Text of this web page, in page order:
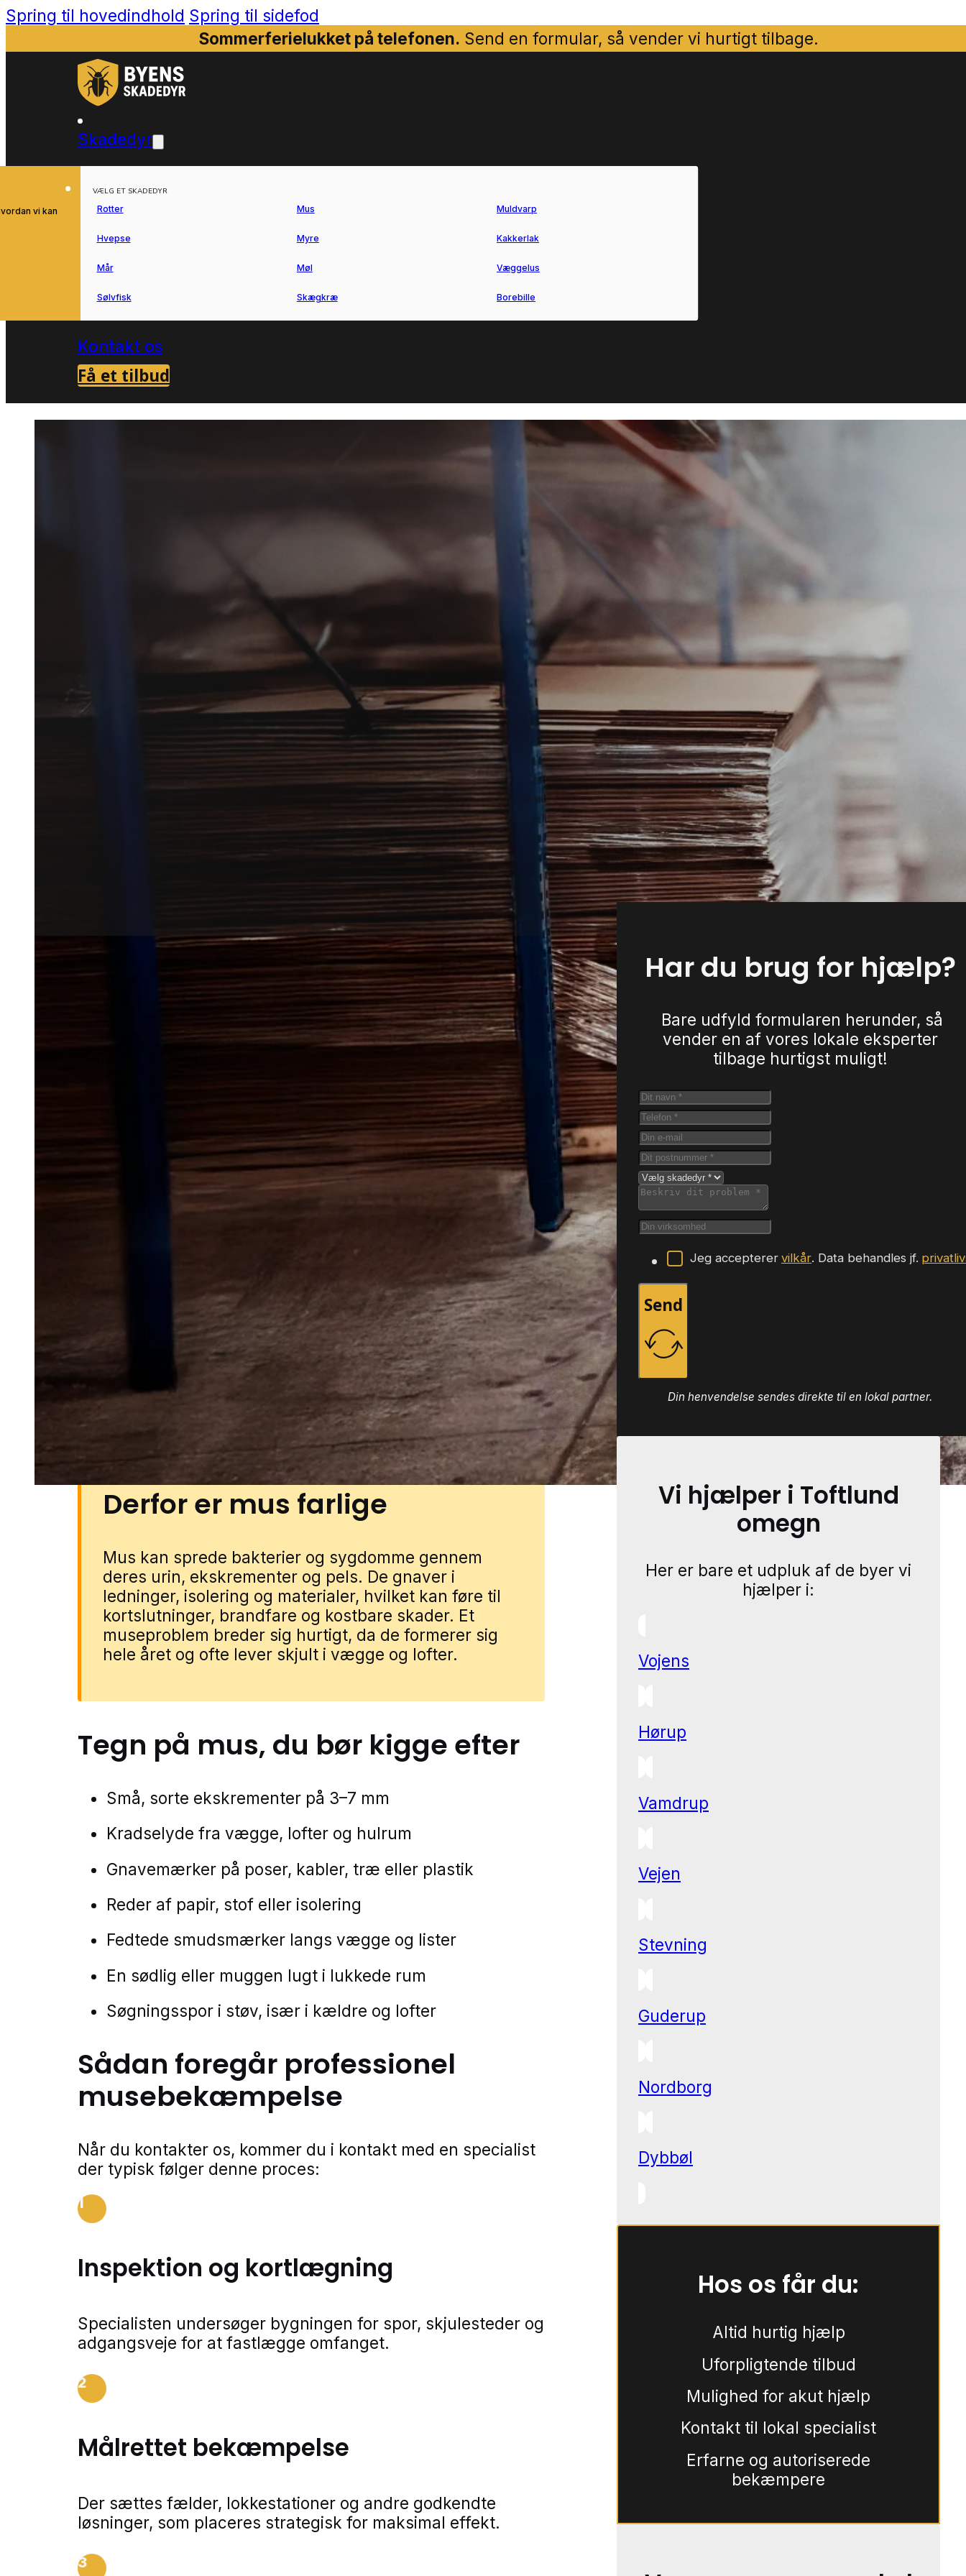
Spring til hovedindhold Spring til sidefod
Sommerferielukket på telefonen. Send en formular, så vender vi hurtigt tilbage.
Skadedyr
vi kan
VÆLG ET SKADEDYR
Rotter Mus Muldvarp
Hvepse Myre Kakkerlak
Mår Møl Væggelus
Sølvfisk Skægkræ Borebille
Kontakt os
Få et tilbud
Musebekæmpelse i
Toftlund
Musebekæmpelse i Toftlund gør det nemmere at få styr på problemer i
og omkring boligen.
Vi forbinder dig med lokale partnere, så du hurtigt kan komme videre
med den rette hjælp.
Lokal bekæmpelse af
Mus kan hurtigt blive et besværligt problem, når de finder ro
omkring boliger, småbygninger og steder med let adgang til
ly og føde. De er især uønskede, fordi de kan komme ind i
konstruktioner, forurene opbevarede ting og skabe uro i
hverdagen, hvis de får lov at blive. Derfor vælger mange at
I en by med blandede boligområder, stille villaveje og haver
med beplantning kan mus lettere bevæge sig mellem huse,
carporte, skure og grønne kanter. Det gælder også omkring
mindre erhvervsområder og affaldsarealer, hvor der kan
være gode skjulesteder tæt på bygninger. Du kan få
musehjælp i Toftlund gennem vores lokale partnere. Udfyld
blot formularen, så forbinder vi dig med en specialist fra
nærområdet.
Derfor er mus farlige
Mus kan sprede bakterier og sygdomme gennem
deres urin, ekskrementer og pels. De gnaver i
ledninger, isolering og materialer, hvilket kan føre til
kortslutninger, brandfare og kostbare skader. Et
museproblem breder sig hurtigt, da de formerer sig
hele året og ofte lever skjult i vægge og lofter.
Tegn på mus, du bør kigge efter
Små, sorte ekskrementer på 3–7 mm
Kradselyde fra vægge, lofter og hulrum
Gnavemærker på poser, kabler, træ eller plastik
Reder af papir, stof eller isolering
Fedtede smudsmærker langs vægge og lister
En sødlig eller muggen lugt i lukkede rum
Søgningsspor i støv, især i kældre og lofter
Sådan foregår professionel
musebekæmpelse
Når du kontakter os, kommer du i kontakt med en specialist
der typisk følger denne proces:
1
Inspektion og kortlægning
Specialisten undersøger bygningen for spor, skjulesteder og
adgangsveje for at fastlægge omfanget.
2
Målrettet bekæmpelse
Der sættes fælder, lokkestationer og andre godkendte
løsninger, som placeres strategisk for maksimal effekt.
3
Har du brug for hjælp?
Bare udfyld formularen herunder, så
vender en af vores lokale eksperter
tilbage hurtigst muligt!
Jeg accepterer vilkår. Data behandles jf.
Send
Din henvendelse sendes direkte til en lokal partner.
Vi hjælper i Toftlund
omegn
Her er bare et udpluk af de byer vi
hjælper i:
Vojens
Hørup
Vamdrup
Vejen
Stevning
Guderup
Nordborg
Dybbøl
Hos os får du:
Altid hurtig hjælp
Uforpligtende tilbud
Mulighed for akut hjælp
Kontakt til lokal specialist
Erfarne og autoriserede
bekæmpere